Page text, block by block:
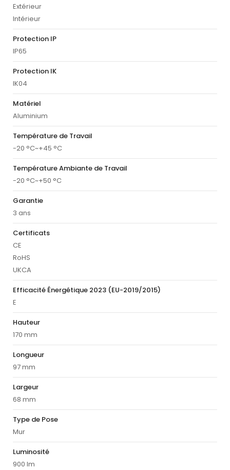
Extérieur
Intérieur
Protection IP
IP65
Protection IK
IK04
Matériel
Aluminium
Température de Travail
-20 °C~+45 °C
Température Ambiante de Travail
-20 °C~+50 °C
Garantie
3 ans
Certificats
CE
RoHS
UKCA
Efficacité Énergétique 2023 (EU-2019/2015)
E
Hauteur
170 mm
Longueur
97 mm
Largeur
68 mm
Type de Pose
Mur
Luminosité
900 lm